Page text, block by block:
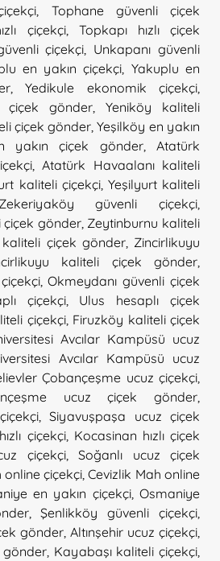
Tophane güvenli çiçek
çiçekçi, Topkapı hızlı çiçek
çiçekçi
Unkapanı güvenli
en yakın çiçekçi Yakuplu en
,Yedikule ekonomik çiçekçi
çiçek gönder
Yeniköy kaliteli
çiçek gönder ,Yeşilköy en yakın
yakın çiçek gönder,Atatürk
,Atatürk Havaalanı kaliteli
kaliteli çiçekçi, Yeşilyurt kaliteli
Zekeriyaköy güvenli çiçekçi
gönder, Zeytinburnu kaliteli
çiçek gönder, Zincirlikuyu
kaliteli çiçek gönder
,Okmeydanı güvenli çiçek
çiçekçi, Ulus hesaplı çiçek
çiçekçi, Firuzköy kaliteli çiçek
Avcılar Kampüsü ucuz
Avcılar Kampüsü ucuz
Çobançeşme ucuz çiçekçi
ucuz çiçek gönder
,Siyavuşpaşa ucuz çiçek
çiçekçi, Kocasinan hızlı çiçek
çiçekçi, Soğanlı ucuz çiçek
online çiçekçi ,Cevizlik Mah online
en yakın çiçekçi,Osmaniye
,Şenlikköy güvenli çiçekçi
gönder Altınşehir ucuz çiçekçi
gönder Kayabaşı kaliteli çiçekçi